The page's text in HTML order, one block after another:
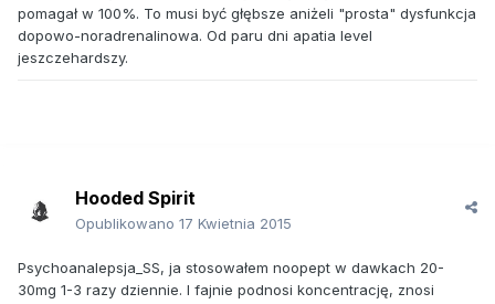
pomagał w 100%. To musi być głębsze aniżeli "prosta" dysfunkcja
dopowo-noradrenalinowa. Od paru dni apatia level
jeszczehardszy.
Hooded Spirit
Opublikowano 17 Kwietnia 2015
Psychoanalepsja_SS, ja stosowałem noopept w dawkach 20-
30mg 1-3 razy dziennie. I fajnie podnosi koncentrację, znosi